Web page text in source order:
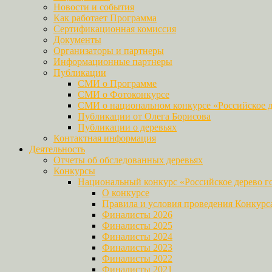
Новости и события
Как работает Программа
Сертификационная комиссия
Документы
Организаторы и партнеры
Информационные партнеры
Публикации
СМИ о Программе
СМИ о Фотоконкурсе
СМИ о национальном конкурсе «Российское
Публикации от Олега Борисова
Публикации о деревьях
Контактная информация
Деятельность
Отчеты об обследованных деревьях
Конкурсы
Национальный конкурс «Российское дерево
О конкурсе
Правила и условия проведения
Финалисты 2026
Финалисты 2025
Финалисты 2024
Финалисты 2023
Финалисты 2022
Финалисты 2021